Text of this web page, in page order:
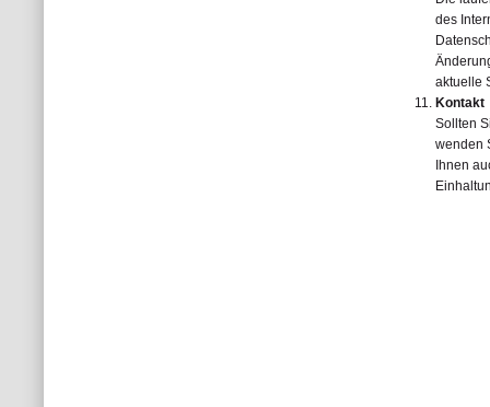
des
aktuelle
Kontakt
Sollten
wenden
Ihnen